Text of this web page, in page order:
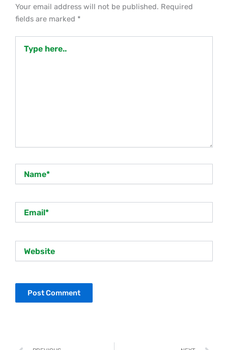
Your email address will not be published. Required
fields are marked *
here..